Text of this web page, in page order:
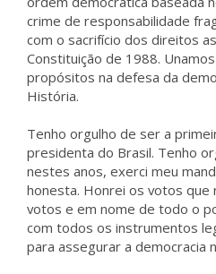
crime de responsabilidade
com o sacrifício dos direitos
Constituição de 1988.
propósitos na defesa da
História.
Tenho orgulho de ser a
presidenta do Brasil. Tenho
nestes anos, exerci meu
honesta. Honrei os votos que
votos e em nome de todo o
com todos os instrumentos
para assegurar a democracia